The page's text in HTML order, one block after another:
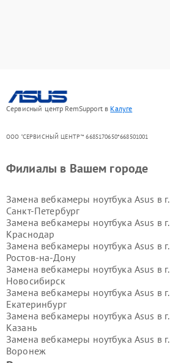
Сервисный центр RemSupport в Калуге
ООО "СЕРВИСНЫЙ ЦЕНТР"* 6685170650*668501001
Филиалы в Вашем городе
Замена вебкамеры ноутбука Asus в г.
Санкт-Петербург
Замена вебкамеры ноутбука Asus в г.
Краснодар
Замена вебкамеры ноутбука Asus в г.
Ростов-на-Дону
Замена вебкамеры ноутбука Asus в г.
Новосибирск
Замена вебкамеры ноутбука Asus в г.
Екатеринбург
Замена вебкамеры ноутбука Asus в г.
Казань
Замена вебкамеры ноутбука Asus в г.
Воронеж